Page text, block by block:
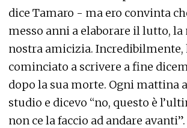
dice Tamaro - ma ero convinta
messo anni a elaborare il lutto,
nostra amicizia. Incredibilmente,
cominciato a scrivere a fine
dopo la sua morte. Ogni mattina
studio e dicevo “no, questo è
non ce la faccio ad andare